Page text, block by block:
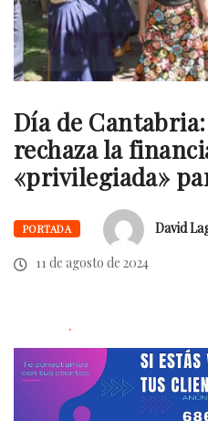
Día de
rechaza la
«privilegiada»
PORTADA
David
11 de agosto de 2024
.